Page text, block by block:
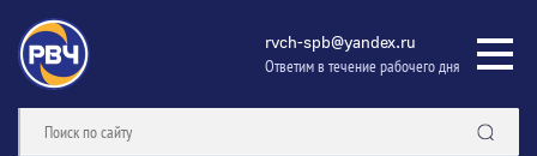
rvch-spb@yandex.ru
Ответим в течение рабочего дня